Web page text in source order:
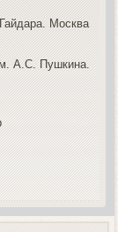
Москва
А.С. Пушкина.